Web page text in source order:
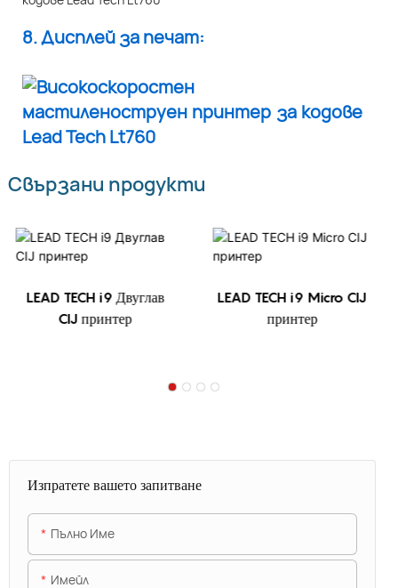
8. Дисплей за печат:
Свързани продукти
LEAD TECH i9 Двуглав
CIJ принтер
LEAD TECH i9 Micro CIJ
принтер
Изпратете вашето запитване
Пълно Име
Имейл